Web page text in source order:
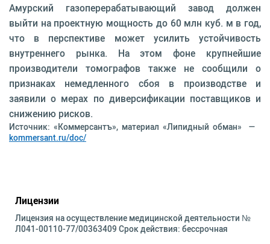
Амурский газоперерабатывающий завод должен
выйти на проектную мощность до 60 млн куб. м в год,
что в перспективе может усилить устойчивость
внутреннего рынка. На этом фоне крупнейшие
производители томографов также не сообщили о
признаках немедленного сбоя в производстве и
заявили о мерах по диверсификации поставщиков и
снижению рисков.
Источник: «Коммерсантъ», материал «Липидный обман» —
kommersant.ru/doc/
Лицензии
Лицензия на осуществление медицинской деятельности №
Л041-00110-77/00363409 Срок действия: бессрочная